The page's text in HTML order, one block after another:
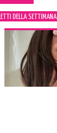
DELLA SETTIMANA